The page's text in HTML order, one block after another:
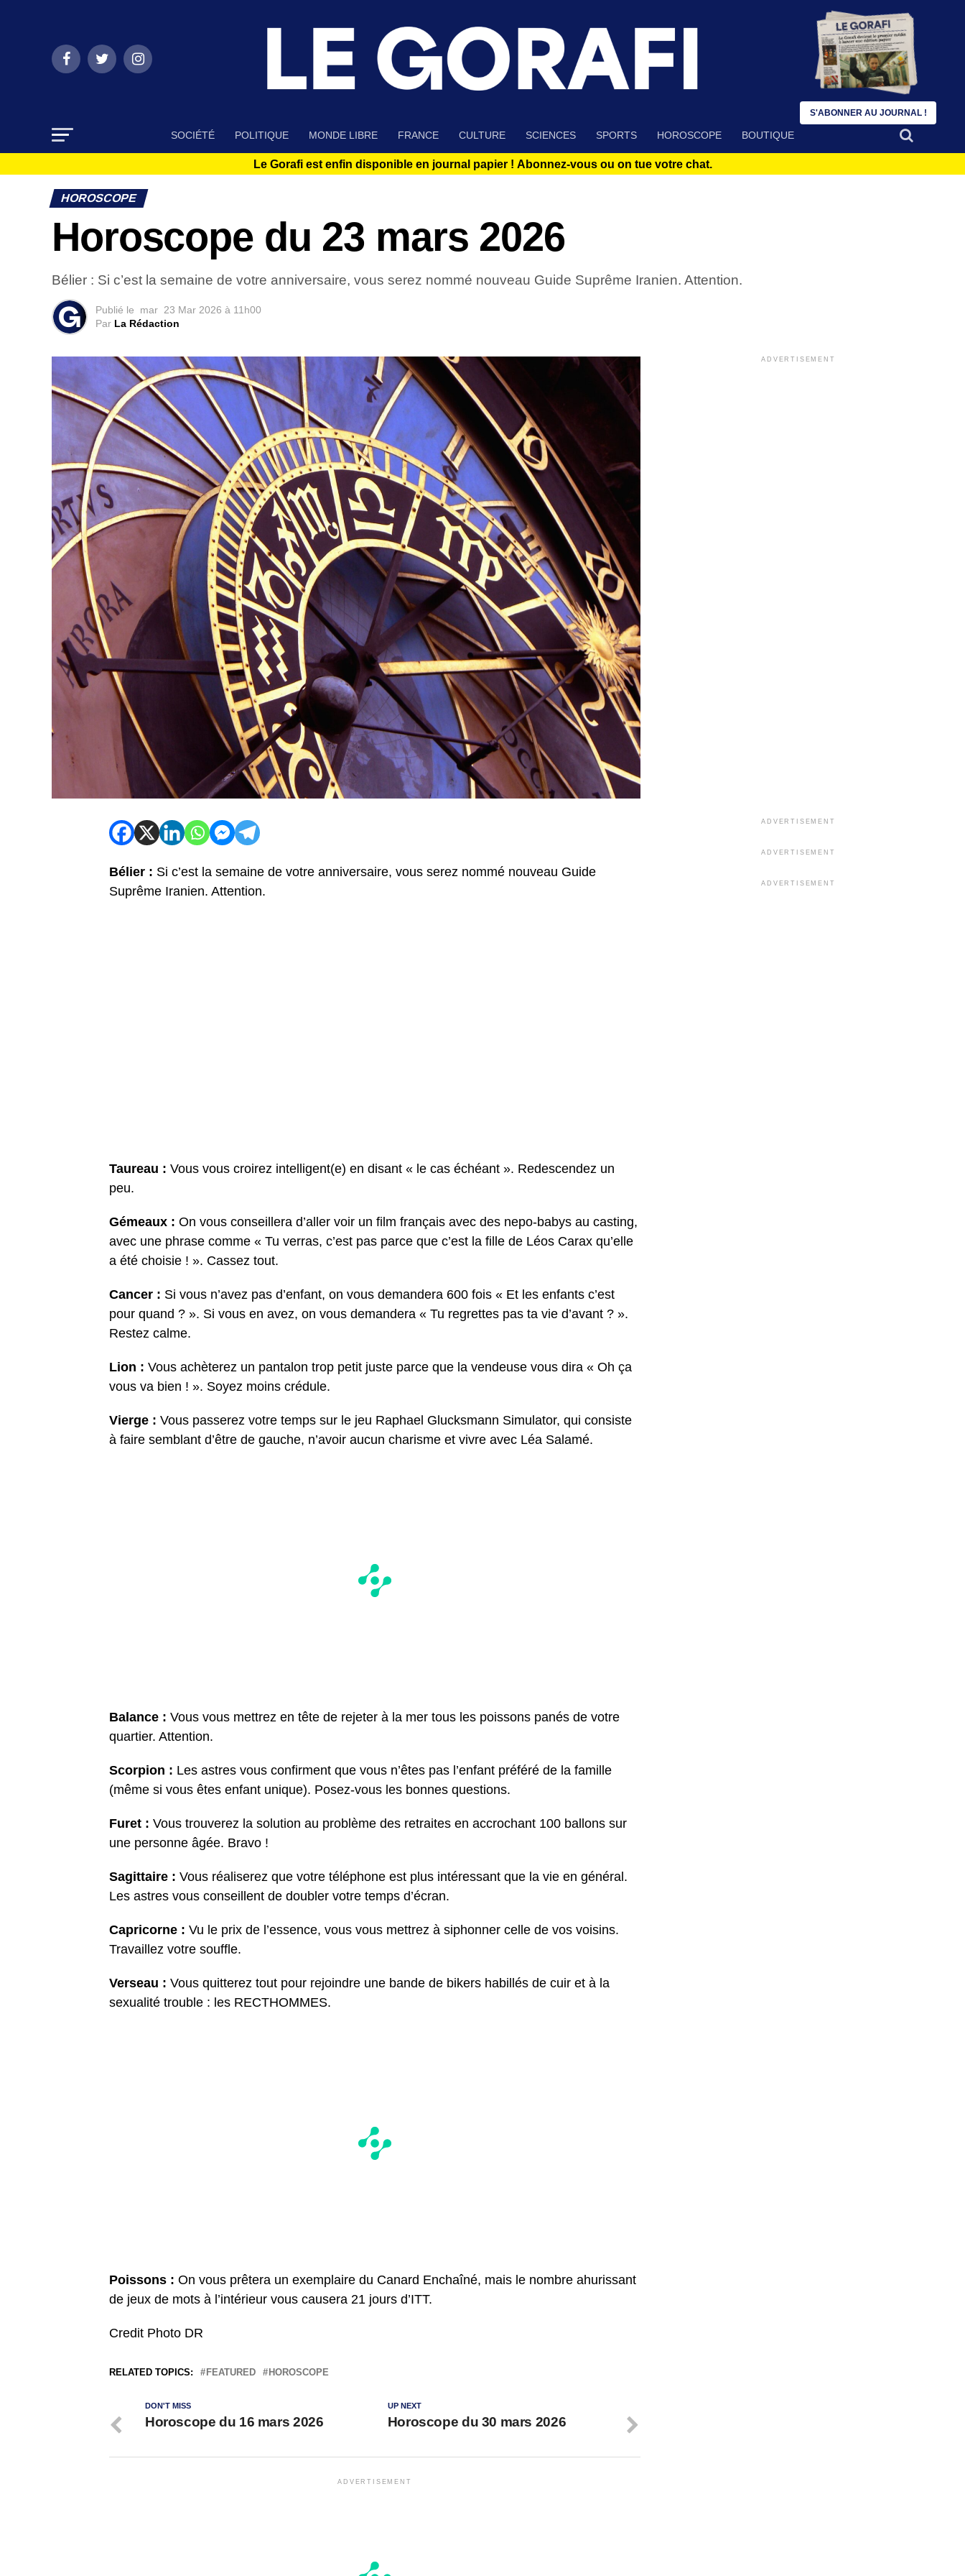
SOCIÉTÉ POLITIQUE MONDE LIBRE FRANCE CULTURE SCIENCES SPORTS HOROSCOPE BOUTIQUE
Le Gorafi est enfin disponible en journal papier ! Abonnez-vous ou on tue votre chat.
HOROSCOPE
Horoscope du 23 mars 2026
Bélier : Si c’est la semaine de votre anniversaire, vous serez nommé nouveau Guide Suprême Iranien. Attention.
Publié le mar 23 Mar 2026 à 11h00
Par La Rédaction
Bélier : Si c’est la semaine de votre anniversaire, vous serez nommé nouveau Guide
Suprême Iranien. Attention.
Taureau : Vous vous croirez intelligent(e) en disant « le cas échéant ». Redescendez un
peu.
Gémeaux : On vous conseillera d’aller voir un film français avec des nepo-babys au casting,
avec une phrase comme « Tu verras, c’est pas parce que c’est la fille de Léos Carax qu’elle
a été choisie ! ». Cassez tout.
Cancer : Si vous n’avez pas d’enfant, on vous demandera 600 fois « Et les enfants c’est
pour quand ? ». Si vous en avez, on vous demandera « Tu regrettes pas ta vie d’avant ? ».
Restez calme.
Lion : Vous achèterez un pantalon trop petit juste parce que la vendeuse vous dira « Oh ça
vous va bien ! ». Soyez moins crédule.
Vierge : Vous passerez votre temps sur le jeu Raphael Glucksmann Simulator, qui consiste
à faire semblant d’être de gauche, n’avoir aucun charisme et vivre avec Léa Salamé.
Balance : Vous vous mettrez en tête de rejeter à la mer tous les poissons panés de votre
quartier. Attention.
Scorpion : Les astres vous confirment que vous n’êtes pas l’enfant préféré de la famille
(même si vous êtes enfant unique). Posez-vous les bonnes questions.
Furet : Vous trouverez la solution au problème des retraites en accrochant 100 ballons sur
une personne âgée. Bravo !
Sagittaire : Vous réaliserez que votre téléphone est plus intéressant que la vie en général.
Les astres vous conseillent de doubler votre temps d’écran.
Capricorne : Vu le prix de l’essence, vous vous mettrez à siphonner celle de vos voisins.
Travaillez votre souffle.
Verseau : Vous quitterez tout pour rejoindre une bande de bikers habillés de cuir et à la
sexualité trouble : les RECTHOMMES.
Poissons : On vous prêtera un exemplaire du Canard Enchaîné, mais le nombre ahurissant
de jeux de mots à l’intérieur vous causera 21 jours d’ITT.
Credit Photo DR
RELATED TOPICS: FEATURED HOROSCOPE
UP NEXT
Horoscope du 30 mars 2026
DON'T MISS
Horoscope du 16 mars 2026
ADVERTISEMENT
ADVERTISEMENT
ADVERTISEMENT
ADVERTISEMENT
ADVERTISEMENT
S'ABONNER AU JOURNAL !